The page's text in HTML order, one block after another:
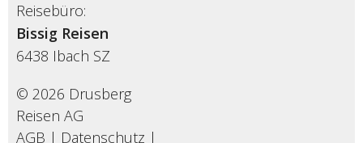
Reisebüro:
Bissig Reisen
6438 Ibach SZ
© 2026 Drusberg
Reisen AG
AGB | Datenschutz |